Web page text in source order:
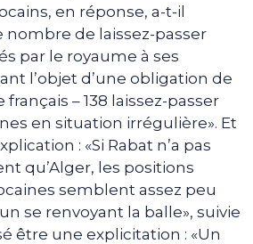
en réponse, a-t-il
nombre de laissez-passer
par le royaume à ses
l’objet d’une obligation de
– 138 laissez-passer
en situation irrégulière». Et
: «Si Rabat n’a pas
qu’Alger, les positions
semblent assez peu
se renvoyant la balle», suivie
être une explicitation : «Un